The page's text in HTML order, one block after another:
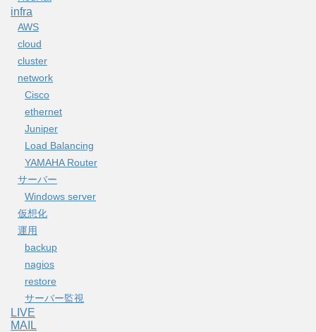
infra
AWS
cloud
cluster
network
Cisco
ethernet
Juniper
Load Balancing
YAMAHA Router
サーバー
Windows server
仮想化
運用
backup
nagios
restore
サーバー監視
LIVE
MAIL